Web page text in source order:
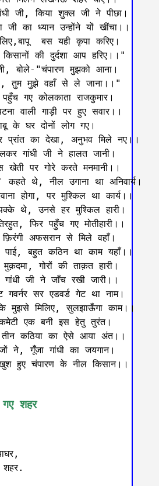
जी, किया शुक्ल जी ने पीछा।
जी का ध्यान उन्होंने यों खींचा।।
बस यही कृपा करिए।
की दुर्दशा आप हरिए।।"
बोले-"चंपारण मुझको आना।
तुम मुझे वहाँ से ले जाना।।"
गए कोलकाता राजकुमार।
वाली गाड़ी पर हुए सवार।।
के घर दोनों लोग गए।
प्रांत का देखा, अनुभव मिले नए।।
गांधी जी ने हालत जानी।
खेती पर गोरे करते मनमानी।।
थे, नील उगाना था अनिवार्य।
होगा, पर मुश्किल था कार्य।।
थे, उनसे हर मुश्किल हारी।
फिर पहुँच गए मोतीहारी।।
अफसरान से मिले वहाँ।
पाई, बहुत कठिन था काम यहाँ।।
गोरों की ताक़त हारी।
जी ने जाँच रखी जारी।।
गवर्नर सर एडवर्ड गेट था नाम।
मुझसे मिलिए, सुलझाऊँगा काम।।
एक बनी इस हेतु तुरंत।
कठिया का ऐसे आया अंत।।
ने, गूँजा गांधी का जयगान।
हुए चंपारण के नील किसान।।
शहर
शहर.